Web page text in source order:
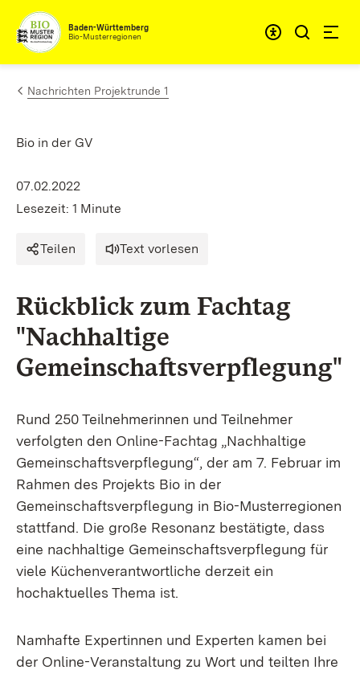
Zum Inhalt springen
Baden-Württemberg
Bio-Musterregionen
Nachrichten Projektrunde 1
Bio in der GV
07.02.2022
Lesezeit: 1 Minute
Teilen Text vorlesen
Rückblick zum Fachtag
"Nachhaltige
Gemeinschaftsverpflegung"
Rund 250 Teilnehmerinnen und Teilnehmer
verfolgten den Online-Fachtag „Nachhaltige
Gemeinschaftsverpflegung“, der am 7. Februar im
Rahmen des Projekts Bio in der
Gemeinschaftsverpflegung in Bio-Musterregionen
stattfand. Die große Resonanz bestätigte, dass
eine nachhaltige Gemeinschaftsverpflegung für
viele Küchenverantwortliche derzeit ein
hochaktuelles Thema ist.
Namhafte Expertinnen und Experten kamen bei
der Online-Veranstaltung zu Wort und teilten Ihre